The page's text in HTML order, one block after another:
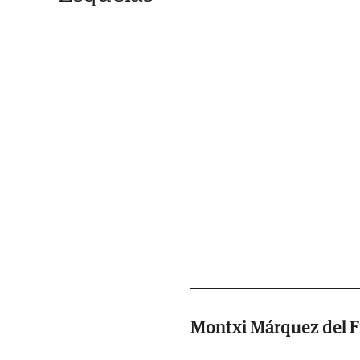
Montxi Márquez del